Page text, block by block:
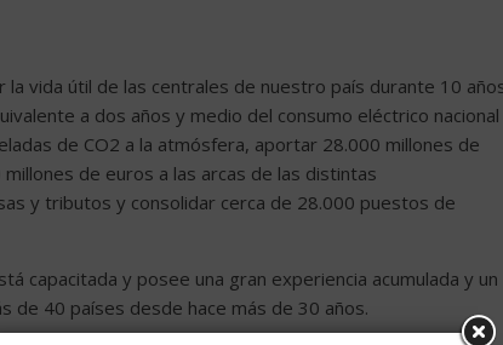
la vida útil de las centrales de nuestro país durante 10
a dos años y medio del consumo eléctrico nacional
de CO2 a la atmósfera, aportar 28.000 millones de
de euros a las arcas de las distintas
y tributos y consolidar cerca de 28.000 puestos de
capacitada y posee una gran experiencia acumulada y un
de 40 países desde hace más de 30 años.